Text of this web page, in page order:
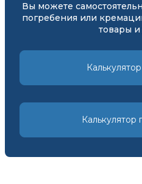
Вы можете
погребения или
товары и
Калькулятор